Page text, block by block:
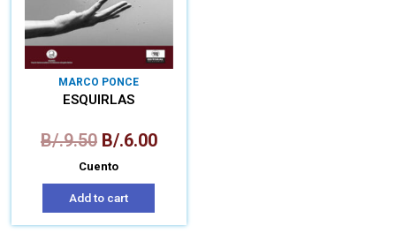
MARCO PONCE
ESQUIRLAS
B/.9.50 B/.6.00
Cuento
Add to cart